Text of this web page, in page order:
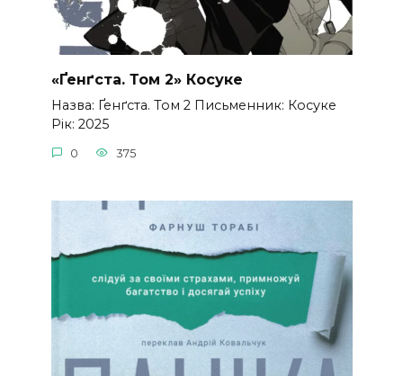
«Ґенґста. Том 2» Косуке
Назва: Ґенґста. Том 2 Письменник: Косуке
Рік: 2025
0 375